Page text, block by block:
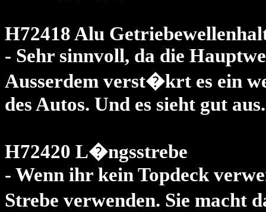
H72418 Alu
- Sehr sinnvoll, da die
Ausserdem verst�krt es ein
des Autos. Und es sieht gut aus.
H72420 L�ngsstrebe
- Wenn ihr kein Topdeck
Strebe verwenden. Sie